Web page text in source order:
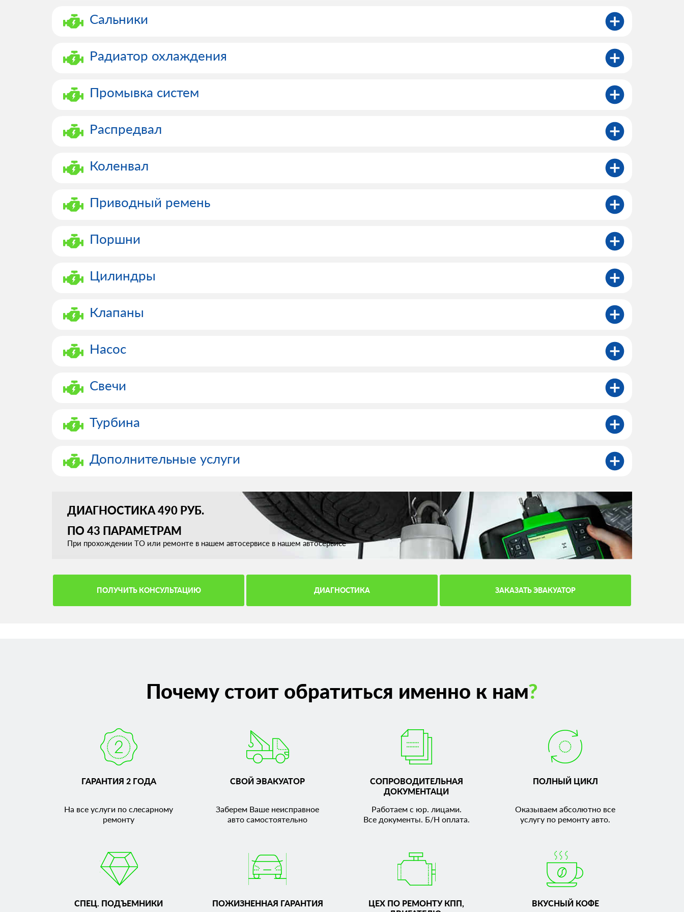
Сальники
Радиатор охлаждения
Промывка систем
Распредвал
Коленвал
Приводный ремень
Поршни
Цилиндры
Клапаны
Насос
Свечи
Турбина
Дополнительные услуги
ДИАГНОСТИКА 490 РУБ.
ПО 43 ПАРАМЕТРАМ
При прохождении ТО или ремонте в нашем автосервисе в нашем автосервисе
ПОЛУЧИТЬ КОНСУЛЬТАЦИЮ ДИАГНОСТИКА ЗАКАЗАТЬ ЭВАКУАТОР
Почему стоит обратиться именно к нам?
ГАРАНТИЯ 2 ГОДА
На все услуги по слесарному
ремонту
СВОЙ ЭВАКУАТОР
Заберем Ваше неисправное
авто самостоятельно
СОПРОВОДИТЕЛЬНАЯ
ДОКУМЕНТАЦИ
Работаем с юр. лицами.
Все документы. Б/Н оплата.
ПОЛНЫЙ ЦИКЛ
Оказываем абсолютно все
услугу по ремонту авто.
СПЕЦ. ПОДЪЕМНИКИ ПОЖИЗНЕННАЯ ГАРАНТИЯ
ЦЕХ ПО РЕМОНТУ КПП,
ВКУСНЫЙ КОФЕ